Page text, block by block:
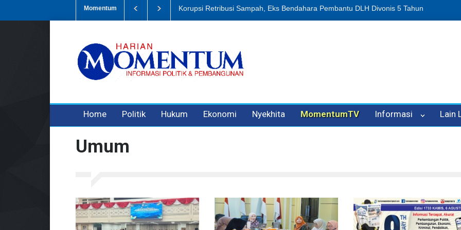
Momentum
Eks Bendahara Pembantu DLH Divonis 5 Tahun Dugaan Penipuan Oleh Oknum Kadis, Kuasa Hukum Pelapor Desak Polisi Tetapkan P-
Home Politik Hukum Ekonomi Nyekhita MomentumTV Informasi Lain
Umum